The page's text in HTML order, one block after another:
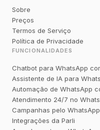
Sobre
Preços
Termos de Serviço
Política de Privacidade
FUNCIONALIDADES
Chatbot para WhatsApp
Assistente de IA para
Automação de WhatsApp
Atendimento 24/7 no
Campanhas pelo
Integrações da Parli